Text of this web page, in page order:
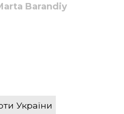
Barandiy
України